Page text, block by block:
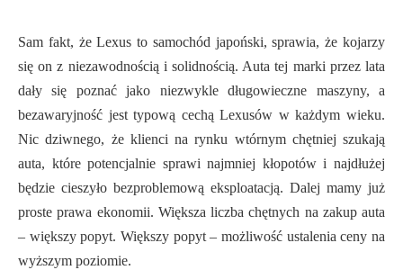
Sam fakt, że Lexus to samochód japoński, sprawia, że kojarzy
się on z niezawodnością i solidnością. Auta tej marki przez lata
dały się poznać jako niezwykle długowieczne maszyny, a
bezawaryjność jest typową cechą Lexusów w każdym wieku.
Nic dziwnego, że klienci na rynku wtórnym chętniej szukają
auta, które potencjalnie sprawi najmniej kłopotów i najdłużej
będzie cieszyło bezproblemową eksploatacją. Dalej mamy już
proste prawa ekonomii. Większa liczba chętnych na zakup auta
– większy popyt. Większy popyt – możliwość ustalenia ceny na
wyższym poziomie.